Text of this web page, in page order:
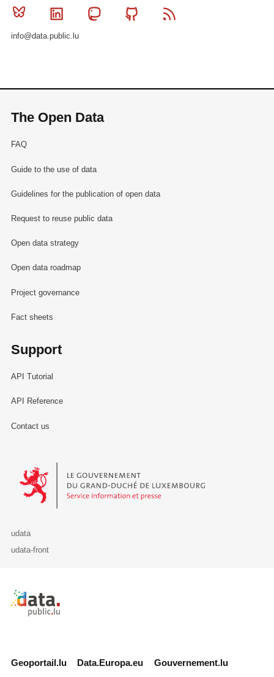
Bluesky Linkedin MastodonGithub
info@data.public.lu
The Open Data
FAQ
Guide to the use of data
Guidelines for the publication of open data
Request to reuse public data
Open data strategy
Open data roadmap
Project governance
Fact sheets
Support
API Tutorial
API Reference
Contact us
Le Gouvernement du Grand-Duché de Luxembourg - Service
udata
udata-front
Retour à l'accueil de data.public.lu
Geoportail.lu Data.Europa.eu Gouvernement.lu